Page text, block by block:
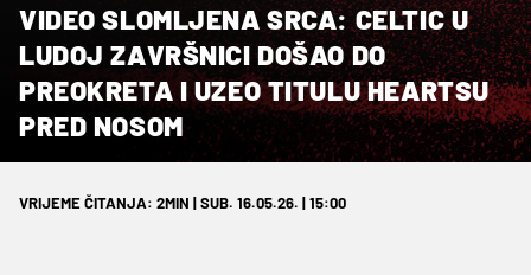
VIDEO SLOMLJENA SRCA: CELTIC U
LUDOJ ZAVRŠNICI DOŠAO DO
PREOKRETA I UZEO TITULU HEARTSU
PRED NOSOM
VRIJEME ČITANJA: 2MIN | SUB. 16.05.26. | 15:00